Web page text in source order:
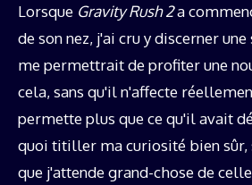
Lorsque Gravity Rush 2a
de son nez, j'ai cru y discerner
me permettrait de profiter une
cela, sans qu'il n'affecte
permette plus que ce qu'il avait
quoi titiller ma curiosité bien sûr,
que j'attende grand-chose de